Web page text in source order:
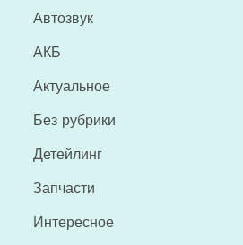
Автозвук
АКБ
Актуальное
Без рубрики
Детейлинг
Запчасти
Интересное